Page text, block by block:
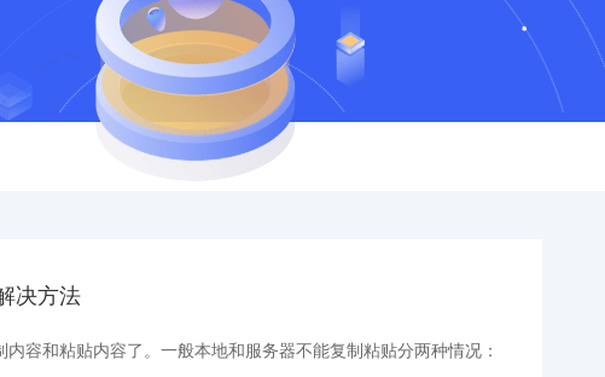
决方法
和粘贴内容了。一般本地和服务器不能复制粘贴分两种情况：